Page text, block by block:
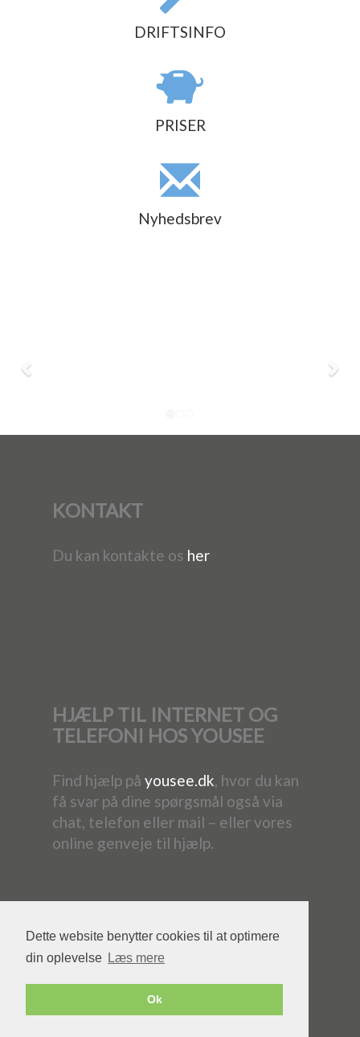
Dette website benytter cookies til at optimere
din oplevelse Læs mere
Ok
DRIFTSINFO
PRISER
Nyhedsbrev
KONTAKT
Du kan kontakte os her
HJÆLP TIL INTERNET OG
TELEFONI HOS YOUSEE
Find hjælp på yousee.dk, hvor du kan
få svar på dine spørgsmål også via
chat, telefon eller mail – eller vores
online genveje til hjælp.
Powered by YouSee Foreningsweb